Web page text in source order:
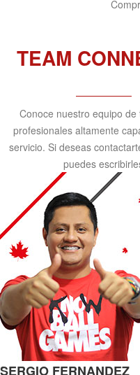
TEAM
Conoce nuestro equipo
profesionales altamente
servicio. Si deseas
puedes
SERGIO FERNANDEZ